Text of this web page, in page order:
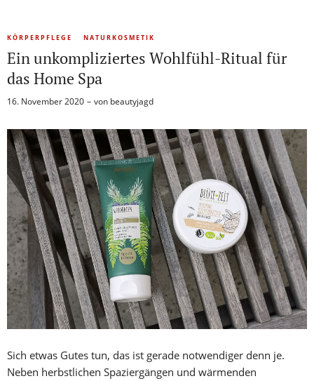
KÖRPERPFLEGE NATURKOSMETIK
Ein unkompliziertes Wohlfühl-Ritual für
das Home Spa
16. November 2020 von beautyjagd
Sich etwas Gutes tun, das ist gerade notwendiger denn je.
Neben herbstlichen Spaziergängen und wärmenden